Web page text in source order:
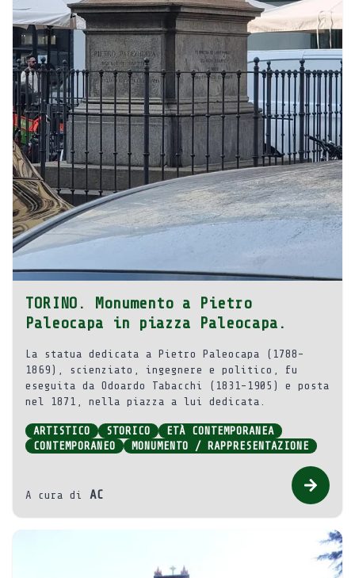
TORINO. Monumento a Pietro
Paleocapa in piazza Paleocapa.
La statua dedicata a Pietro Paleocapa (1788-
1869), scienziato, ingegnere e politico, fu
eseguita da Odoardo Tabacchi (1831-1905) e posta
nel 1871, nella piazza a lui dedicata.
ARTISTICO STORICO
ETÀ CONTEMPORANEA
CONTEMPORANEO
MONUMENTO / RAPPRESENTAZIONE
A cura di AC